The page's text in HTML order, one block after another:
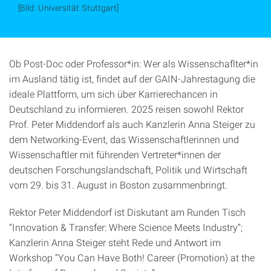
[Bild: Universität Stuttgart]
Ob Post-Doc oder Professor*in: Wer als Wissenschaflter*in
im Ausland tätig ist, findet auf der GAIN-Jahrestagung die
ideale Plattform, um sich über Karrierechancen in
Deutschland zu informieren. 2025 reisen sowohl Rektor
Prof. Peter Middendorf als auch Kanzlerin Anna Steiger zu
dem Networking-Event, das Wissenschaftlerinnen und
Wissenschaftler mit führenden Vertreter*innen der
deutschen Forschungslandschaft, Politik und Wirtschaft
vom 29. bis 31. August in Boston zusammenbringt.
Rektor Peter Middendorf ist Diskutant am Runden Tisch
“Innovation & Transfer: Where Science Meets Industry”;
Kanzlerin Anna Steiger steht Rede und Antwort im
Workshop “You Can Have Both! Career (Promotion) at the